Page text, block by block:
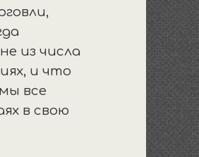
из числа
и что
все
в свою